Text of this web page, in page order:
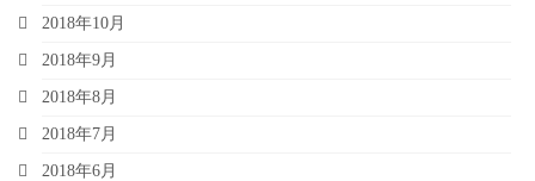
2018年10月
2018年9月
2018年8月
2018年7月
2018年6月